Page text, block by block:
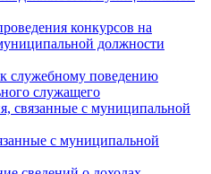
конкурсов на
должности
служебному поведению
служащего
связанные с муниципальной
с муниципальной